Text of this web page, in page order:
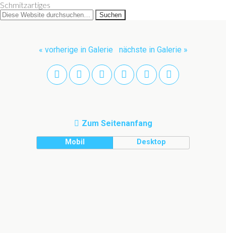
Schmitzartiges
« vorherige in Galerie nächste in Galerie »
Zum Seitenanfang
Mobil Desktop